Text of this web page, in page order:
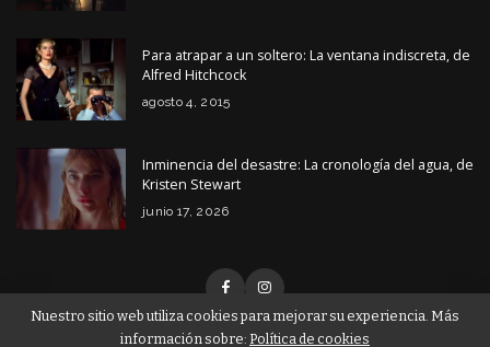
Para atrapar a un soltero: La ventana indiscreta, de
Alfred Hitchcock
agosto 4, 2015
Inminencia del desastre: La cronología del agua, de
Kristen Stewart
junio 17, 2026
Nuestro sitio web utiliza cookies para mejorar su experiencia. Más
información sobre: Política de cookies